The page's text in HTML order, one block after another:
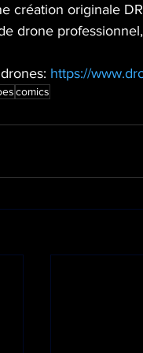
création originale
drone
https://
comics